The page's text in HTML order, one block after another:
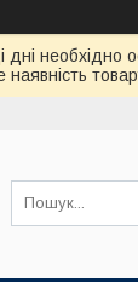
наявність